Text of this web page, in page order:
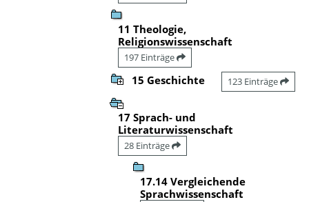
11 Theologie,
Religionswissenschaft
197 Einträge
15 Geschichte 123 Einträge
17 Sprach- und
Literaturwissenschaft
28 Einträge
17.14 Vergleichende
Sprachwissenschaft